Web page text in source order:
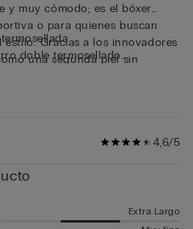
y muy cómodo; es el bóxer
o para quienes buscan
Gracias a los innovadores
una segunda piel sin
invisible bajo los pantalones.
doble termosellado
4,6/5
Extra Largo